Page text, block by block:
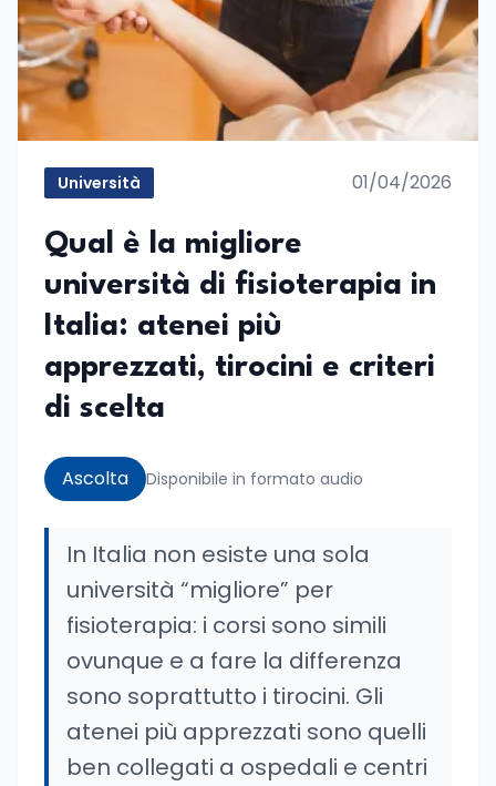
Università 01/04/2026
Qual è la migliore
università di fisioterapia in
Italia: atenei più
apprezzati, tirocini e criteri
di scelta
Ascolta Disponibile in formato audio
In Italia non esiste una sola
università “migliore” per
fisioterapia: i corsi sono simili
ovunque e a fare la differenza
sono soprattutto i tirocini. Gli
atenei più apprezzati sono quelli
ben collegati a ospedali e centri